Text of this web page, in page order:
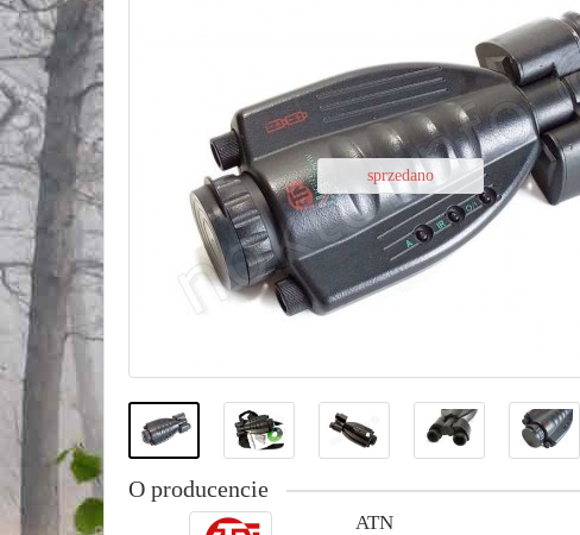
sprzedano
O producencie
ATN